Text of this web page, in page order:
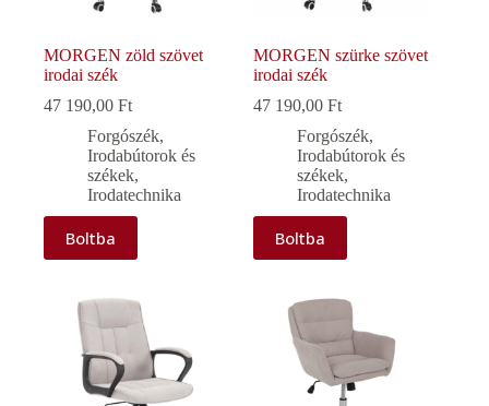
MORGEN zöld szövet
irodai szék
47 190,00 Ft
Forgószék,
Irodabútorok és
székek,
Irodatechnika
Boltba
MORGEN szürke szövet
irodai szék
47 190,00Ft
Forgószék,
Irodabútorok és
székek,
Irodatechnika
Boltba